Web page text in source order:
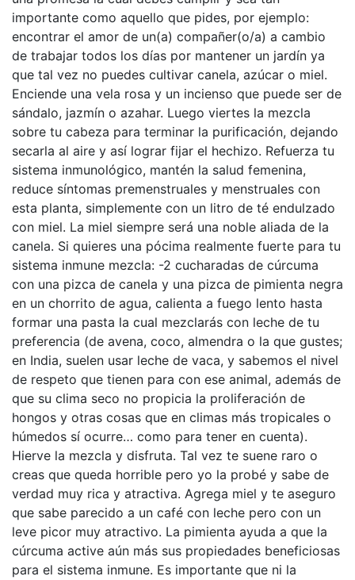
importante como aquello que pides, por ejemplo:
encontrar el amor de un(a) compañer(o/a) a cambio
de trabajar todos los días por mantener un jardín ya
que tal vez no puedes cultivar canela, azúcar o miel.
Enciende una vela rosa y un incienso que puede ser de
sándalo, jazmín o azahar. Luego viertes la mezcla
sobre tu cabeza para terminar la purificación, dejando
secarla al aire y así lograr fijar el hechizo. Refuerza tu
sistema inmunológico, mantén la salud femenina,
reduce síntomas premenstruales y menstruales con
esta planta, simplemente con un litro de té endulzado
con miel. La miel siempre será una noble aliada de la
canela. Si quieres una pócima realmente fuerte para tu
sistema inmune mezcla: -2 cucharadas de cúrcuma
con una pizca de canela y una pizca de pimienta negra
en un chorrito de agua, calienta a fuego lento hasta
formar una pasta la cual mezclarás con leche de tu
preferencia (de avena, coco, almendra o la que gustes;
en India, suelen usar leche de vaca, y sabemos el nivel
de respeto que tienen para con ese animal, además de
que su clima seco no propicia la proliferación de
hongos y otras cosas que en climas más tropicales o
húmedos sí ocurre… como para tener en cuenta).
Hierve la mezcla y disfruta. Tal vez te suene raro o
creas que queda horrible pero yo la probé y sabe de
verdad muy rica y atractiva. Agrega miel y te aseguro
que sabe parecido a un café con leche pero con un
leve picor muy atractivo. La pimienta ayuda a que la
cúrcuma active aún más sus propiedades beneficiosas
para el sistema inmune. Es importante que ni la